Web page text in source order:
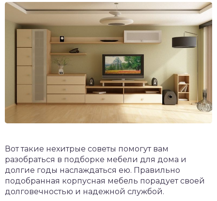
Вот такие нехитрые советы помогут вам
разобраться в подборке мебели для дома и
долгие годы наслаждаться ею. Правильно
подобранная корпусная мебель порадует своей
долговечностью и надежной службой.